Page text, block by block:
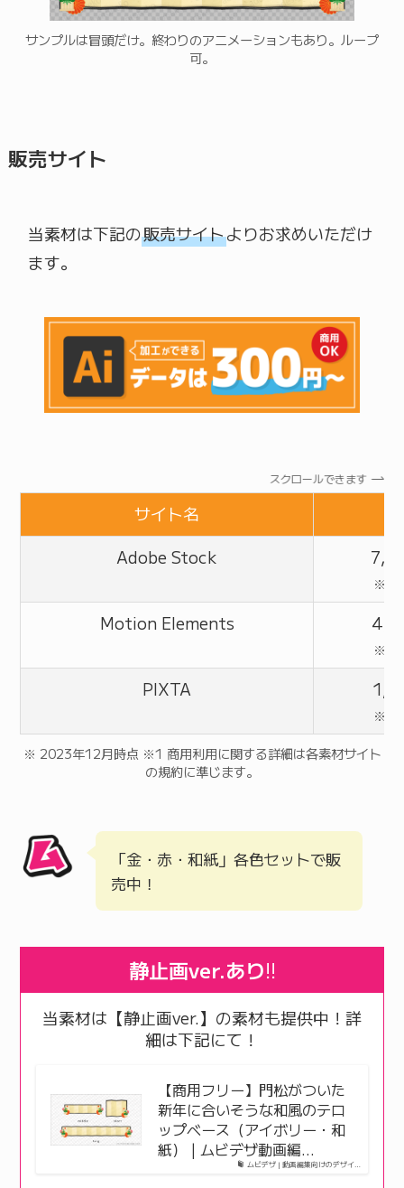
サンプルは冒頭だけ。終わりのアニメーションもあり。ループ
可。
販売サイト
当素材は下記の販売サイトよりお求めいただけ
ます。
スクロールできます
サイト名
Adobe Stock
※定
Motion Elements
※定
PIXTA
※定
※ 2023年12月時点 ※1 商用利用に関する詳細は各素材サイト
の規約に準じます。
「金・赤・和紙」各色セットで販
売中！
静止画ver.あり!!
当素材は【静止画ver.】の素材も提供中！詳
細は下記にて！
ムビデザ | 動画編集向けのデザイ…
【商用フリー】門松がついた
新年に合いそうな和風のテロ
ップベース（アイボリー・和
紙） | ムビデザ動画編…